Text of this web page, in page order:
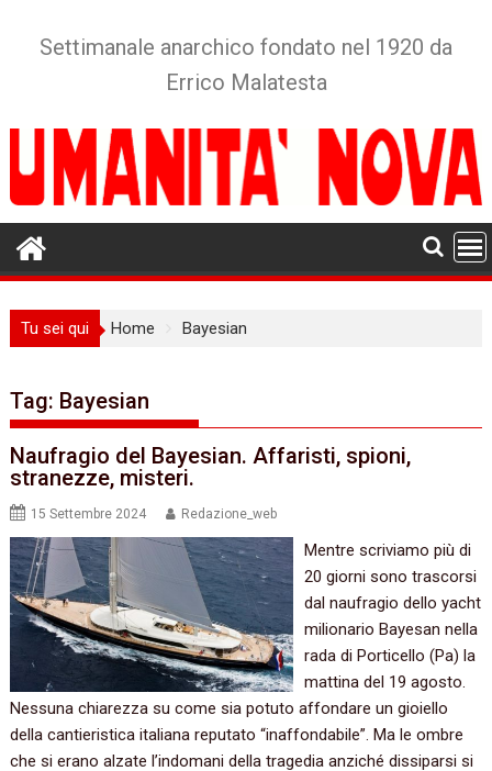
Settimanale anarchico fondato nel 1920 da
Errico Malatesta
Tu sei qui Home Bayesian
Tag: Bayesian
Naufragio del Bayesian. Affaristi, spioni,
stranezze, misteri.
15 Settembre 2024 Redazione_web
Mentre scriviamo più di
20 giorni sono trascorsi
dal naufragio dello yacht
milionario Bayesan nella
rada di Porticello (Pa) la
mattina del 19 agosto.
Nessuna chiarezza su come sia potuto affondare un gioiello
della cantieristica italiana reputato “inaffondabile”. Ma le ombre
che si erano alzate l’indomani della tragedia anziché dissiparsi si